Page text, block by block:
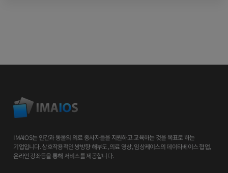
IMAIOS는 인간과 동물의 의료 종사자들을 지원하고 교육하는 것을 목표로 하는
기업입니다. 상호작용적인 쌍방향 해부도, 의료 영상, 임상케이스의 데이타베이스 협업,
온라인 강좌등을 통해 서비스를 제공합니다.